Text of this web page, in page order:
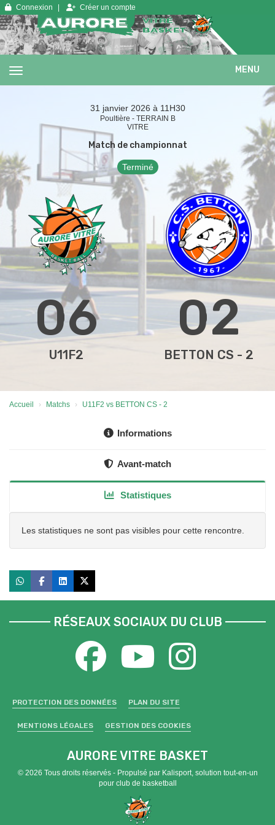
Connexion Créer un compte
MENU
31 janvier 2026 à 11H30
Poultière - TERRAIN B
VITRE
Match de championnat
Terminé
06 02
U11F2 BETTON CS - 2
Accueil Matchs U11F2 vs BETTON CS - 2
Informations
Avant-match
Statistiques
Les statistiques ne sont pas visibles pour cette rencontre.
RÉSEAUX SOCIAUX DU CLUB
PROTECTION DES DONNÉES PLAN DU SITE
MENTIONS LÉGALES GESTION DES COOKIES
AURORE VITRE BASKET
© 2026 Tous droits réservés - Propulsé par Kalisport, solution tout-en-un
pour club de basketball
Panneau de gestion des cookies